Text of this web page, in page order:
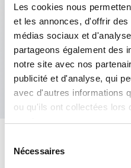
Les cookies nous
et les annonces, d'offrir
médias sociaux et
partageons également des
notre site avec nos
publicité et d'analyse, qui
avec d'autres informations
ou qu'ils ont collectées lors
services.
Nécessaires
Caractéristiques clés
Bouton-poussoir
à vis apparente, bouton
Spécifications